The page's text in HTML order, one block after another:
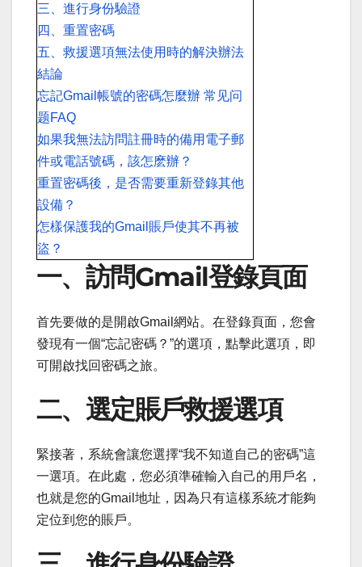
三、進行身份驗證
四、重置密碼
五、救援選項無法使用時的解決辦法
結論
忘記Gmail帳號的密碼怎麼辦 常见问
题FAQ
如果我無法訪問註冊時的備用電子郵
件或電話號碼，該怎麽辦？
重置密碼後，是否需要重新登錄其他
設備？
怎樣保護我的Gmail賬戶使其不再被
盜？
一、訪問Gmail登錄頁面
首先要做的是開啟Gmail網站。在登錄頁面，您會
發現有一個“忘記密碼？”的選項，點擊此選項，即
可開啟找回密碼之旅。
二、選定賬戶救援選項
緊接著，系統會讓您選擇“我不知道自己的密碼”這
一選項。在此處，您必須準確輸入自己的用戶名，
也就是您的Gmail地址，因為只有這樣系統才能夠
定位到您的賬戶。